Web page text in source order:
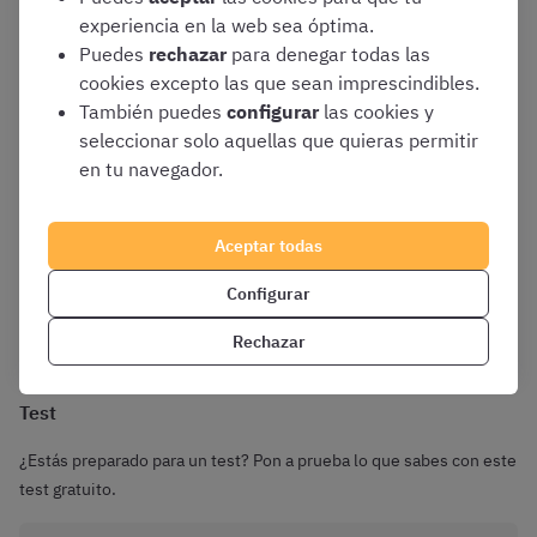
Esquema
Añadido el 27/11/2023
Fases de los principales procedimientos de gestión
tributaria y breve referencia a la tasación pericial
referencia a la tasación pericial contradictoria.
Descargar esquema
Test
¿Estás preparado para un test? Pon a prueba lo que sabes con este
test gratuito.
experiencia en la web sea óptima.
Puedes rechazar para denegar todas las
cookies excepto las que sean imprescindibles.
También puedes configurar las cookies y
seleccionar solo aquellas que quieras permitir
en tu navegador.
Aceptar todas
Configurar
Rechazar